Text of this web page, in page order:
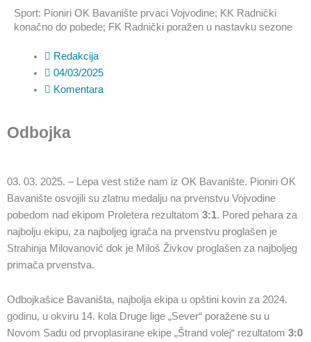
Sport: Pioniri OK Bavanište prvaci Vojvodine; KK Radnički
konačno do pobede; FK Radnički poražen u nastavku sezone
Redakcija
04/03/2025
Komentara
Odbojka
03. 03. 2025. – Lepa vest stiže nam iz OK Bavanište. Pioniri OK
Bavanište osvojili su zlatnu medalju na prvenstvu Vojvodine
pobedom nad ekipom Proletera rezultatom 3:1. Pored pehara za
najbolju ekipu, za najboljeg igrača na prvenstvu proglašen je
Strahinja Milovanović dok je Miloš Živkov proglašen za najboljeg
primača prvenstva.
Odbojkašice Bavaništa, najbolja ekipa u opštini kovin za 2024.
godinu, u okviru 14. kola Druge lige „Sever“ poražene su u
Novom Sadu od prvoplasirane ekipe „Štrand volej“ rezultatom 3:0